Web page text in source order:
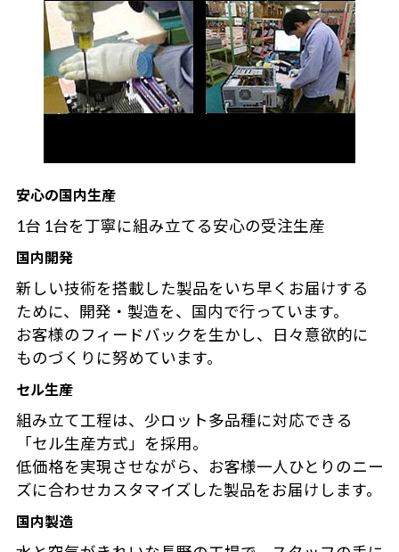
安心の国内生産
1台 1台を丁寧に組み立てる安心の受注生産
国内開発
新しい技術を搭載した製品をいち早くお届けする
ために、開発・製造を、国内で行っています。
お客様のフィードバックを生かし、日々意欲的に
ものづくりに努めています。
セル生産
組み立て工程は、少ロット多品種に対応できる
「セル生産方式」を採用。
低価格を実現させながら、お客様一人ひとりのニー
ズに合わせカスタマイズした製品をお届けします。
国内製造